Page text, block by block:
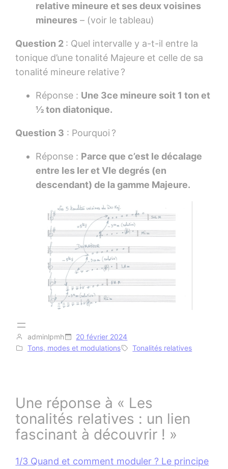
relative mineure et ses deux voisines
mineures – (voir le tableau)
Question 2 : Quel intervalle y a-t-il entre la
tonique d’une tonalité Majeure et celle de sa
tonalité mineure relative ?
Réponse : Une 3ce mineure soit 1 ton et
½ ton diatonique.
Question 3 : Pourquoi ?
Réponse : Parce que c’est le décalage
entre les Ier et VIe degrés (en
descendant) de la gamme Majeure.
adminlpmh
20 février 2024
Tons, modes et modulations
Tonalités relatives
Une réponse à « Les
tonalités relatives : un lien
fascinant à découvrir ! »
1/3 Quand et comment moduler ? Le principe